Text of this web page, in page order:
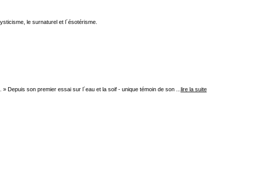
le surnaturel et l´ésotérisme.
Depuis son premier essai sur l´eau et la soif - unique témoin de son ... lire la suite